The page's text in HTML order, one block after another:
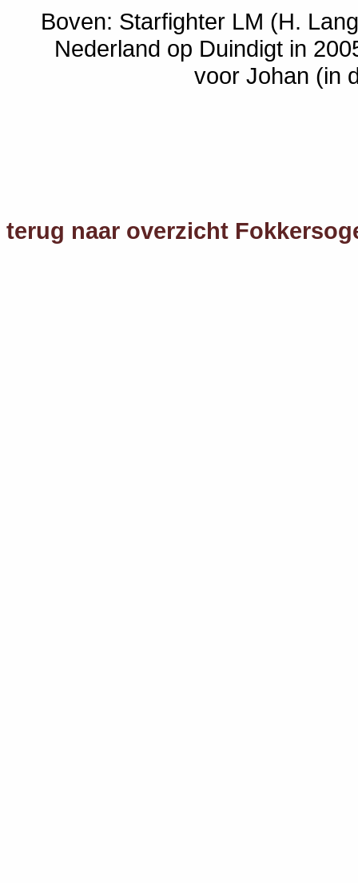
Boven: Starfighter LM (H.
Nederland op Duindigt in
voor Johan (in
terug naar overzicht